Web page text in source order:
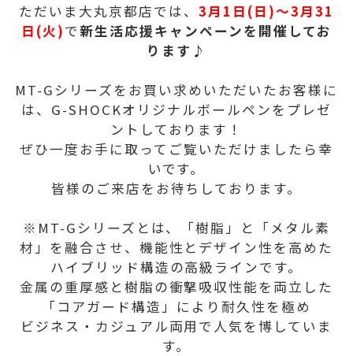
ただいま大丸京都店では、 3月1日(日)～3月31
日(火)で新生活応援キャンペーンを開催してお
ります♪
MT-Gシリーズをお買い求めいただいたお客様に
は、G-SHOCKオリジナルボールペンをプレゼ
ントしております！
ぜひ一度お手に取ってご覧いただけましたら幸
いです。
皆様のご来店をお待ちしております。
※MT-Gシリーズとは、「樹脂」と「メタル素
材」を融合させ、機能性とデザイン性を高めた
ハイブリッド構造の高級ラインです。
金属の重厚感と樹脂の衝撃吸収性能を両立した
「コアガード構造」により耐久性を極め
ビジネス・カジュアル両用で人気を博していま
す。